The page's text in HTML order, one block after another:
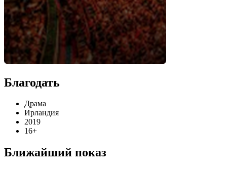
Благодать
Драма
Ирландия
2019
16+
Ближайший показ